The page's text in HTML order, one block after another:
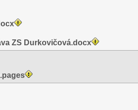
ZS Durkovičová.docx